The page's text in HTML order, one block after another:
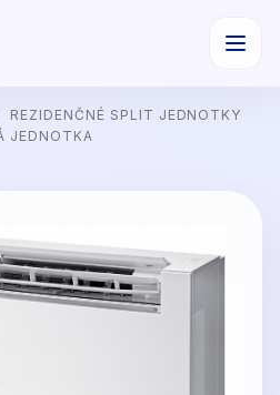
REZIDENČNÉ SPLIT JEDNOTKY
JEDNOTKA